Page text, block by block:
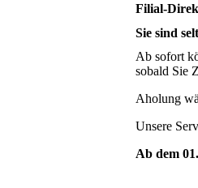
Filial-
Sie sind
Ab sofort
sobald Sie
Aholung
Unsere
Ab dem